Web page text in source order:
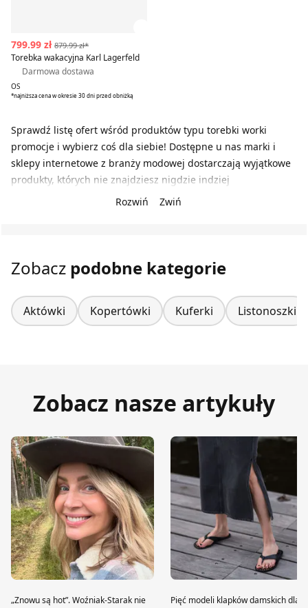
799.99 zł 879.99 zł*
Torebka wakacyjna Karl Lagerfeld
Darmowa dostawa
OS
*najniższa cena w okresie 30 dni przed obniżką
Sprawdź listę ofert wśród produktów typu torebki worki
promocje i wybierz coś dla siebie! Dostępne u nas marki i
sklepy internetowe z branży modowej dostarczają wyjątkowe
produkty, których nie znajdziesz nigdzie indziej
Rozwiń
Zwiń
Zobacz podobne kategorie
Aktówki Kopertówki Kuferki Listonoszki
Zobacz nasze artykuły
„Znowu są hot”. Woźniak-Starak nie
Pięć modeli klapków damskich dla